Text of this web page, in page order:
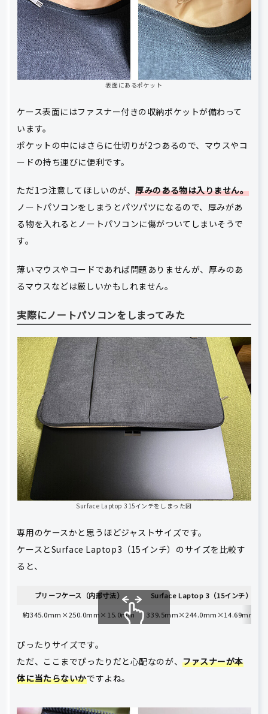
表面にあるポケット
ケース表面にはファスナー付きの収納ポケットが備わって
います。
ポケットの中にはさらに仕切りが2つあるので、マウスやコ
ードの持ち運びに便利です。
ただ1つ注意してほしいのが、厚みのある物は入りません。
ノートパソコンをしまうとパツパツになるので、厚みがあ
る物を入れるとノートパソコンに傷がついてしまいそうで
す。
薄いマウスやコードであれば問題ありませんが、厚みのあ
るマウスなどは厳しいかもしれません。
実際にノートパソコンをしまってみた
Surface Laptop 3 15インチをしまった図
専用のケースかと思うほどジャストサイズです。
ケースとSurface Laptop3（15インチ）のサイズを比較す
ると、
ブリーフケース（内部寸法）
Surface Laptop 3（15インチ）
約345.0mm×250.0mm×15.0mm
339.5mm×244.0mm×14.69mm
ぴったりサイズです。
ただ、ここまでぴったりだと心配なのが、ファスナーが本
体に当たらないかですよね。